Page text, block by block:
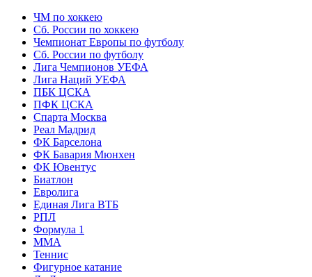
ЧМ по хоккею
Сб. России по хоккею
Чемпионат Европы по футболу
Сб. России по футболу
Лига Чемпионов УЕФА
Лига Наций УЕФА
ПБК ЦСКА
ПФК ЦСКА
Спарта Москва
Реал Мадрид
ФК Барселона
ФК Бавария Мюнхен
ФК Ювентус
Биатлон
Евролига
Единая Лига ВТБ
РПЛ
Формула 1
MMA
Теннис
Фигурное катание